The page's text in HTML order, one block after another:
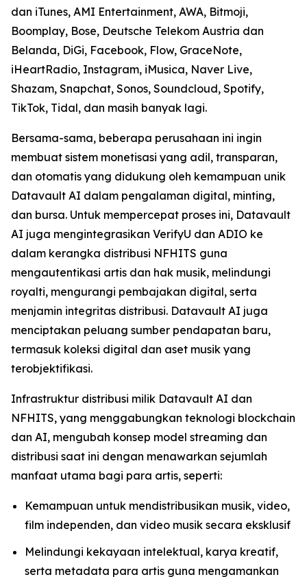
dan iTunes, AMI Entertainment, AWA, Bitmoji,
Boomplay, Bose, Deutsche Telekom Austria dan
Belanda, DiGi, Facebook, Flow, GraceNote,
iHeartRadio, Instagram, iMusica, Naver Live,
Shazam, Snapchat, Sonos, Soundcloud, Spotify,
TikTok, Tidal, dan masih banyak lagi.
Bersama-sama, beberapa perusahaan ini ingin
membuat sistem monetisasi yang adil, transparan,
dan otomatis yang didukung oleh kemampuan unik
Datavault AI dalam pengalaman digital, minting,
dan bursa. Untuk mempercepat proses ini, Datavault
AI juga mengintegrasikan VerifyU dan ADIO ke
dalam kerangka distribusi NFHITS guna
mengautentikasi artis dan hak musik, melindungi
royalti, mengurangi pembajakan digital, serta
menjamin integritas distribusi. Datavault AI juga
menciptakan peluang sumber pendapatan baru,
termasuk koleksi digital dan aset musik yang
terobjektifikasi.
Infrastruktur distribusi milik Datavault AI dan
NFHITS, yang menggabungkan teknologi blockchain
dan AI, mengubah konsep model streaming dan
distribusi saat ini dengan menawarkan sejumlah
manfaat utama bagi para artis, seperti:
Kemampuan untuk mendistribusikan musik, video,
film independen, dan video musik secara eksklusif
Melindungi kekayaan intelektual, karya kreatif,
serta metadata para artis guna mengamankan